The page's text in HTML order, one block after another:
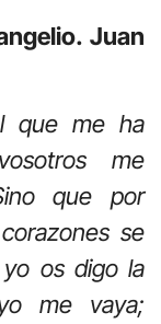
Juan
que me ha
me
que por
se
os digo la
me vaya;